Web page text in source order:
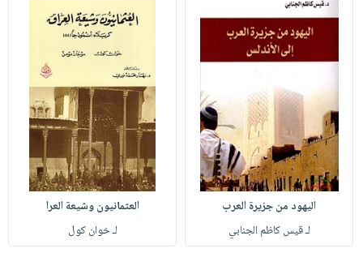
ملابس
مطرزات
حقائب
حلي
عناية
بالذات
صابون
أطفال
مناسبات
iKitab
حدود
نيل
الشركة
سياسة
الشركة
فيديوهات
أسئلة
طرحها
حسابك
لائحة
الأمنيات
عربة
التسوق
نشرة
اليهود من جزيرة العرب
لـ قيس كاظم الجنابي
العثمانيون وشيعة العرا
لـ خوان كول